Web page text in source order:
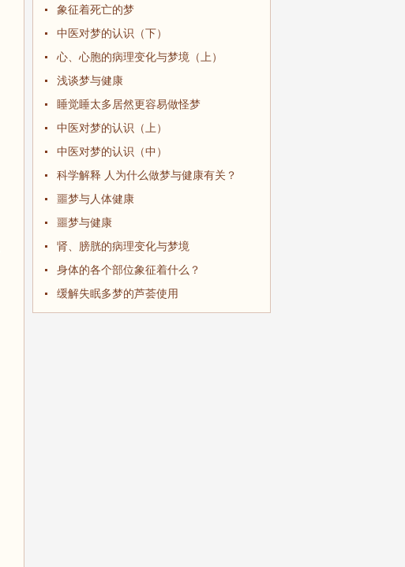
象征着死亡的梦
中医对梦的认识（下）
心、心胞的病理变化与梦境（上）
浅谈梦与健康
睡觉睡太多居然更容易做怪梦
中医对梦的认识（上）
中医对梦的认识（中）
科学解释 人为什么做梦与健康有关？
噩梦与人体健康
噩梦与健康
肾、膀胱的病理变化与梦境
身体的各个部位象征着什么？
缓解失眠多梦的芦荟使用